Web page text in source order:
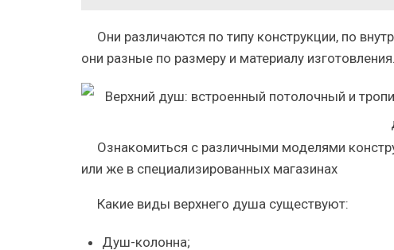
Они различаются по типу конструкции, по
они разные по размеру и материалу изготовления.
Ознакомиться с различными моделями
или же в специализированных магазинах
Какие виды верхнего душа существуют:
Душ-колонна;